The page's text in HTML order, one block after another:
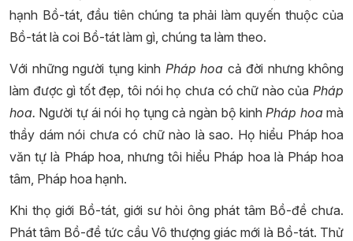
hạnh Bồ-tát, đầu tiên chúng ta phải làm quyến thuộc của
Bồ-tát là coi Bồ-tát làm gì, chúng ta làm theo.
Với những người tụng kinh Pháp hoa cả đời nhưng không
làm được gì tốt đẹp, tôi nói họ chưa có chữ nào của Pháp
hoa. Người tự ái nói họ tụng cả ngàn bộ kinh Pháp hoamà
thầy dám nói chưa có chữ nào là sao. Họ hiểu Pháp hoa
văn tự là Pháp hoa, nhưng tôi hiểu Pháp hoa là Pháp hoa
tâm, Pháp hoa hạnh.
Khi thọ giới Bồ-tát, giới sư hỏi ông phát tâm Bồ-đề chưa.
Phát tâm Bồ-đề tức cầu Vô thượng giác mới là Bồ-tát. Thử